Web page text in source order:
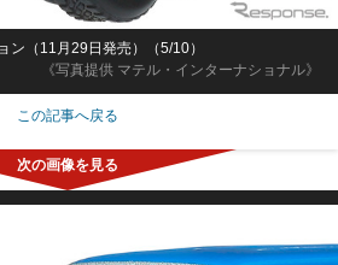
《写真提供 マテル・インターナショナル》
ン（11月29日発売）（5/10）
この記事へ戻る